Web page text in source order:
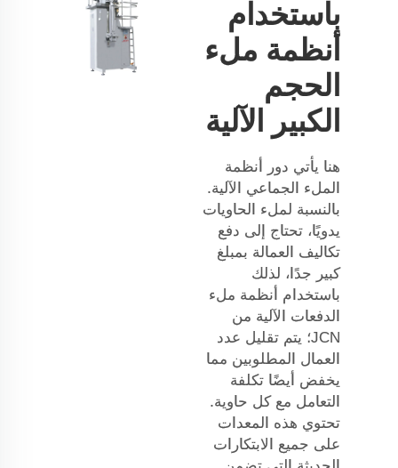
باستخدام
أنظمة ملء
الحجم
الكبير الآلية
هنا يأتي دور أنظمة
الملء الجماعي الآلية.
بالنسبة لملء الحاويات
يدويًا، تحتاج إلى دفع
تكاليف العمالة بمبلغ
كبير جدًا، لذلك
باستخدام أنظمة ملء
الدفعات الآلية من
JCN؛ يتم تقليل عدد
العمال المطلوبين مما
يخفض أيضًا تكلفة
التعامل مع كل حاوية.
تحتوي هذه المعدات
على جميع الابتكارات